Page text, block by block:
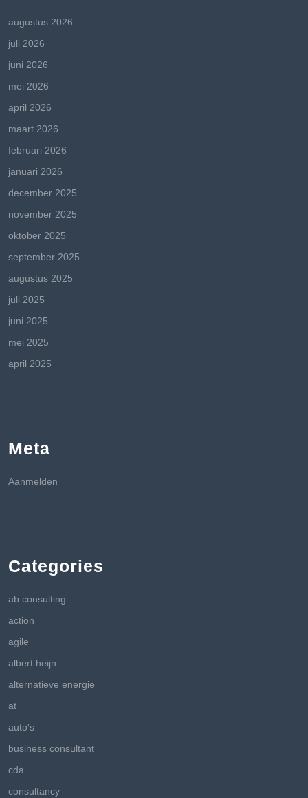
augustus 2026
juli 2026
juni 2026
mei 2026
april 2026
maart 2026
februari 2026
januari 2026
december 2025
november 2025
oktober 2025
september 2025
augustus 2025
juli 2025
juni 2025
mei 2025
april 2025
Meta
Aanmelden
Categories
ab consulting
action
agile
albert heijn
alternatieve energie
at
auto's
business consultant
cda
consultancy